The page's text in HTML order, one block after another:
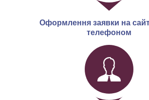
Оформлення заявки на
телефоном